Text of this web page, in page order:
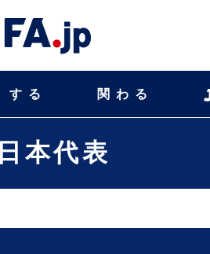
する 関わる
日本代表